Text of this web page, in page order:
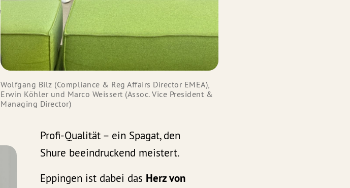
Wolfgang Bilz (Compliance & Reg Affairs Director EMEA),
Erwin Köhler und Marco Weissert (Assoc. Vice President &
Managing Director)
Profi-Qualität – ein Spagat, den
Shure beeindruckend meistert.
Eppingen ist dabei das Herz von